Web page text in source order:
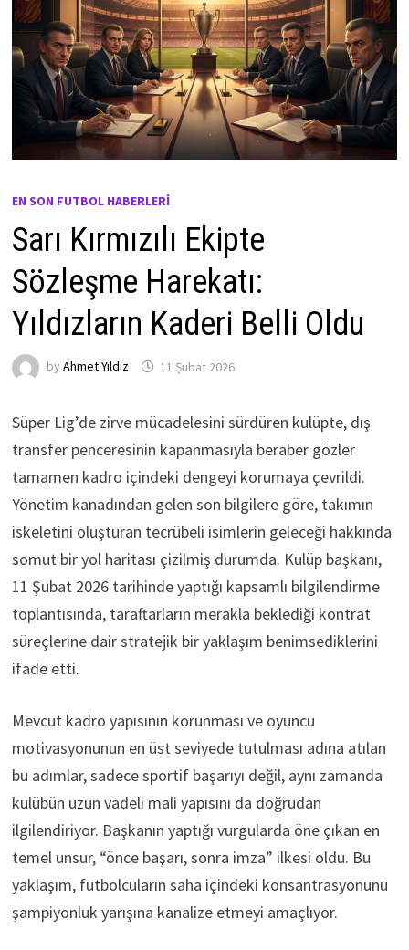
EN SON FUTBOL HABERLERI
Sarı Kırmızılı Ekipte
Sözleşme Harekatı:
Yıldızların Kaderi Belli Oldu
by Ahmet Yıldız 11 Şubat 2026
Süper Lig’de zirve mücadelesini sürdüren kulüpte, dış
transfer penceresinin kapanmasıyla beraber gözler
tamamen kadro içindeki dengeyi korumaya çevrildi.
Yönetim kanadından gelen son bilgilere göre, takımın
iskeletini oluşturan tecrübeli isimlerin geleceği hakkında
somut bir yol haritası çizilmiş durumda. Kulüp başkanı,
11 Şubat 2026 tarihinde yaptığı kapsamlı bilgilendirme
toplantısında, taraftarların merakla beklediği kontrat
süreçlerine dair stratejik bir yaklaşım benimsediklerini
ifade etti.
Mevcut kadro yapısının korunması ve oyuncu
motivasyonunun en üst seviyede tutulması adına atılan
bu adımlar, sadece sportif başarıyı değil, aynı zamanda
kulübün uzun vadeli mali yapısını da doğrudan
ilgilendiriyor. Başkanın yaptığı vurgularda öne çıkan en
temel unsur, “önce başarı, sonra imza” ilkesi oldu. Bu
yaklaşım, futbolcuların saha içindeki konsantrasyonunu
şampiyonluk yarışına kanalize etmeyi amaçlıyor.